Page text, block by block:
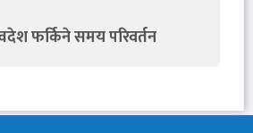
फर्किने समय परिवर्तन